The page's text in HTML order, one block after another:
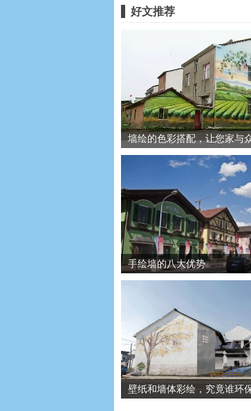
好文推荐
墙绘的色彩搭配，让您家与
手绘墙的八大优势
壁纸和墙体彩绘，究竟谁环